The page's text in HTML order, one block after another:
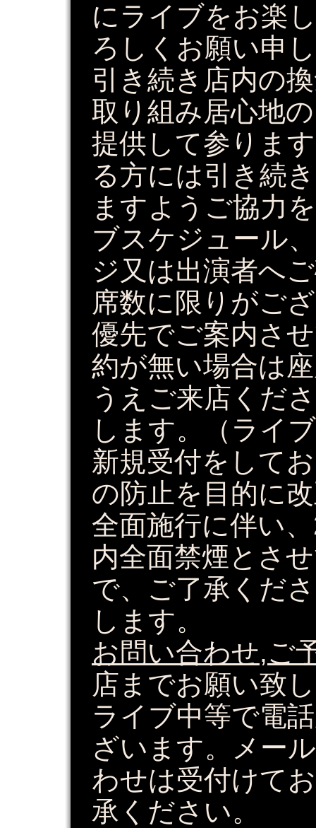
にライブをお楽
ろしくお願い申
引き続き店内の
取り組み居心地
提供して参りま
る方には引き続
ますようご協力
ブスケジュール
ジ又は出演者へ
席数に限りがご
優先でご案内さ
約が無い場合は
うえご来店くだ
します。（ライ
新規受付をして
の防止を目的に
全面施行に伴い
内全面禁煙とさ
で、ご了承くだ
します。
お問い合わせ,ご
店までお願い致
ライブ中等で電
ざいます。メー
わせは受付けて
承ください。